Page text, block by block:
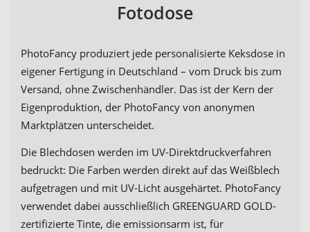
Fotodose
PhotoFancy produziert jede personalisierte Keksdose in
eigener Fertigung in Deutschland – vom Druck bis zum
Versand, ohne Zwischenhändler. Das ist der Kern der
Eigenproduktion, der PhotoFancy von anonymen
Marktplätzen unterscheidet.
Die Blechdosen werden im UV-Direktdruckverfahren
bedruckt: Die Farben werden direkt auf das Weißblech
aufgetragen und mit UV-Licht ausgehärtet. PhotoFancy
verwendet dabei ausschließlich GREENGUARD GOLD-
zertifizierte Tinte, die emissionsarm ist, für